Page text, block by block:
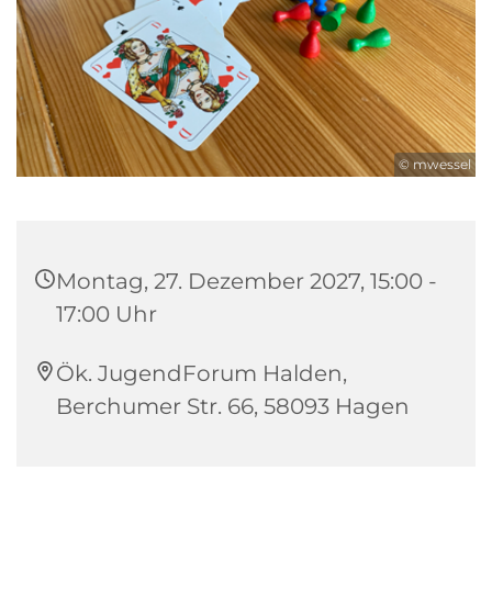
© mwessel
Montag, 27. Dezember 2027, 15:00 -
17:00 Uhr
Ök. JugendForum Halden,
Berchumer Str. 66, 58093 Hagen